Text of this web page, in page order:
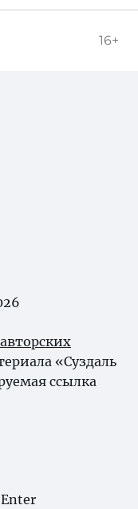
16+
авторских
«Суздаль
ссылка